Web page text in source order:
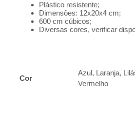
Plástico resistente;
Dimensões: 12x20x4 cm;
600 cm cúbicos;
Diversas cores, verificar
Cor
Azul, Laranja,
Vermelho